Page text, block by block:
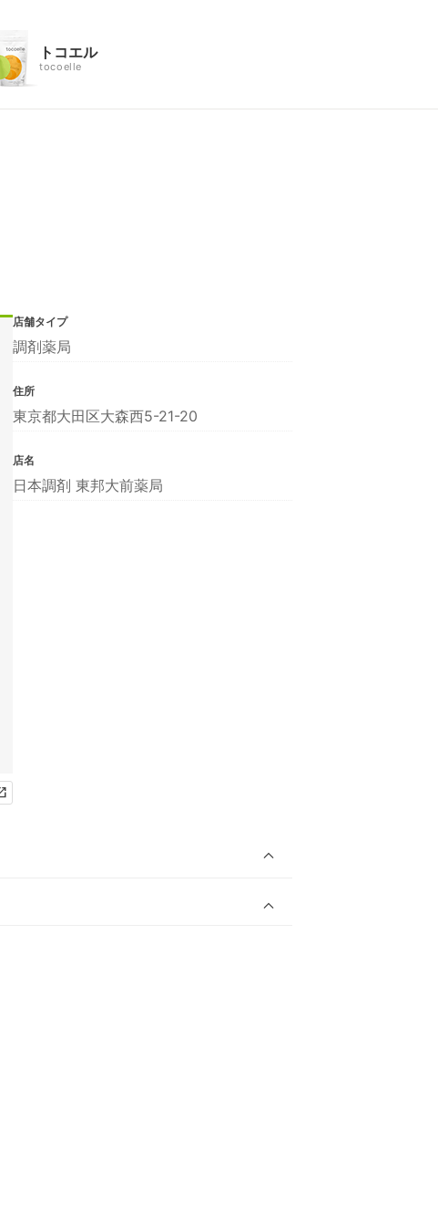
トコエル
tocoelle
店舗タイプ
調剤薬局
住所
東京都大田区大森西5-21-20
店名
日本調剤 東邦大前薬局